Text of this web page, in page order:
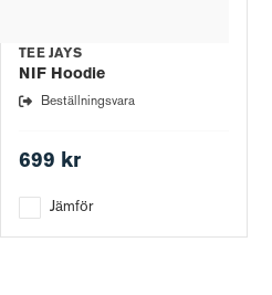
TEE JAYS
NIF Hoodie
Beställningsvara
699 kr
Jämför